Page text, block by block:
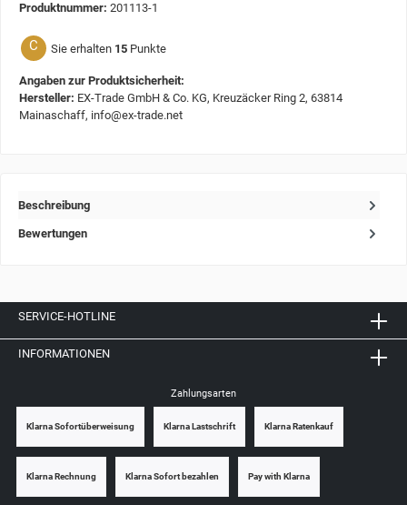
Produktnummer: 201113-1
C Sie erhalten 15 Punkte
Angaben zur Produktsicherheit:
Hersteller: EX-Trade GmbH & Co. KG, Kreuzäcker Ring 2, 63814
Mainaschaff, info@ex-trade.net
Beschreibung
Bewertungen
SERVICE-HOTLINE
INFORMATIONEN
Zahlungsarten
Klarna Sofortüberweisung Klarna Lastschrift Klarna Ratenkauf
Klarna Rechnung Klarna Sofort bezahlen Pay with Klarna